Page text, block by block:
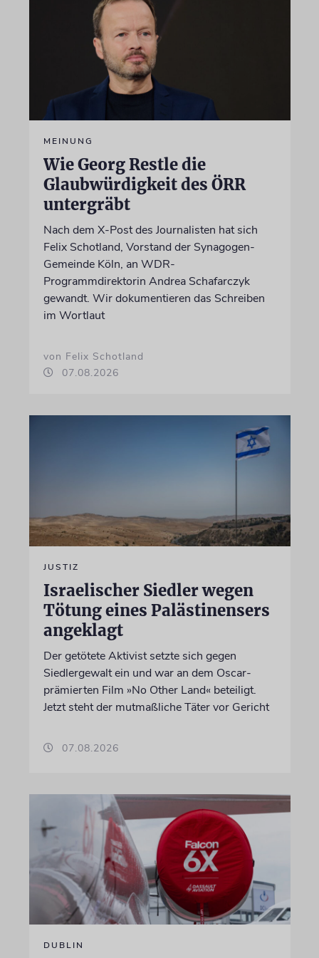
MEINUNG
Wie Georg Restle die
Glaubwürdigkeit des ÖRR
untergräbt
Nach dem X-Post des Journalisten hat sich
Felix Schotland, Vorstand der Synagogen-
Gemeinde Köln, an WDR-
Programmdirektorin Andrea Schafarczyk
gewandt. Wir dokumentieren das Schreiben
im Wortlaut
von Felix Schotland
07.08.2026
JUSTIZ
Israelischer Siedler wegen
Tötung eines Palästinensers
angeklagt
Der getötete Aktivist setzte sich gegen
Siedlergewalt ein und war an dem Oscar-
prämierten Film »No Other Land« beteiligt.
Jetzt steht der mutmaßliche Täter vor Gericht
07.08.2026
DUBLIN